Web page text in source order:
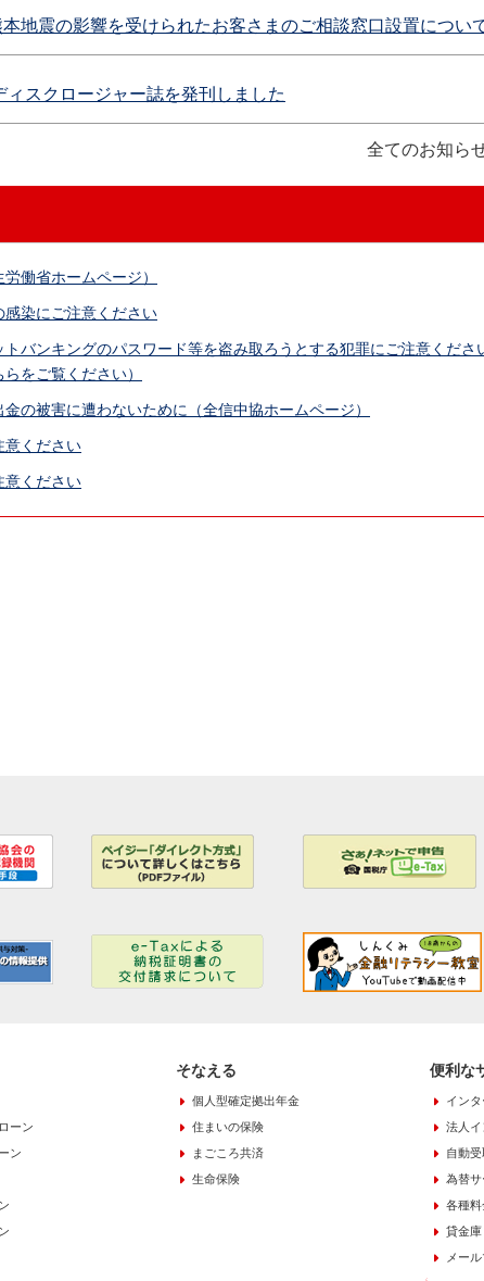
地震の影響を受けられたお客さまのご相談窓口設置につい
ィスクロージャー誌を発刊しました
全てのお知ら
働省ホームページ）
染にご注意ください
バンキングのパスワード等を盗み取ろうとする犯罪にご注意くださ
をご覧ください）
の被害に遭わないために（全信中協ホームページ）
意ください
意ください
ーン
ン
そなえる
個人型確定拠出年金
住まいの保険
まごころ共済
生命保険
便利な
イン
法人
自動
為替サ
各種料
貸金庫
メー